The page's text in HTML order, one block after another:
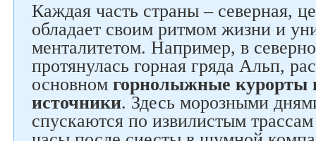
Каждая часть страны – северная,
обладает своим ритмом жизни и
менталитетом. Например, в
протянулась горная гряда Альп,
основном горнолыжные курорты
источники. Здесь морозными
спускаются по извилистым